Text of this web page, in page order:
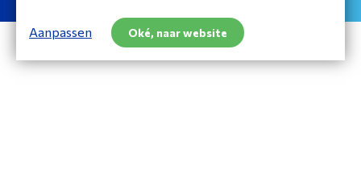
Aanpassen Oké, naar website